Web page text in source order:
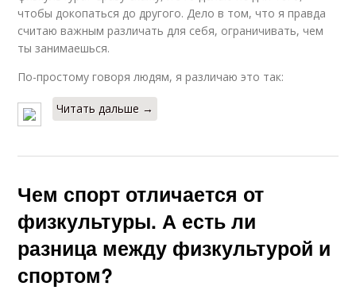
чтобы докопаться до другого. Дело в том, что я правда
считаю важным различать для себя, ограничивать, чем
ты занимаешься.
По-простому говоря людям, я различаю это так:
Читать дальше →
Чем спорт отличается от
физкультуры. А есть ли
разница между физкультурой и
спортом?